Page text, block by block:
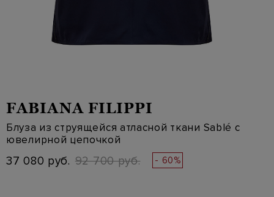
FABIANA FILIPPI
Блуза из струящейся атласной ткани Sablé с
ювелирной цепочкой
37 080 руб. 92 700 руб. - 60%